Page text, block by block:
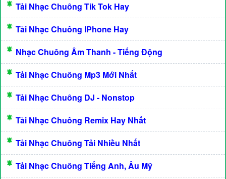
Tải Nhạc Chuông Tik Tok Hay
Tải Nhạc Chuông IPhone Hay
Nhạc Chuông Âm Thanh - Tiếng Động
Tải Nhạc Chuông Mp3 Mới Nhất
Tải Nhạc Chuông DJ - Nonstop
Tải Nhạc Chuông Remix Hay Nhất
Tải Nhạc Chuông Tải Nhiều Nhất
Tải Nhạc Chuông Tiếng Anh, Âu Mỹ